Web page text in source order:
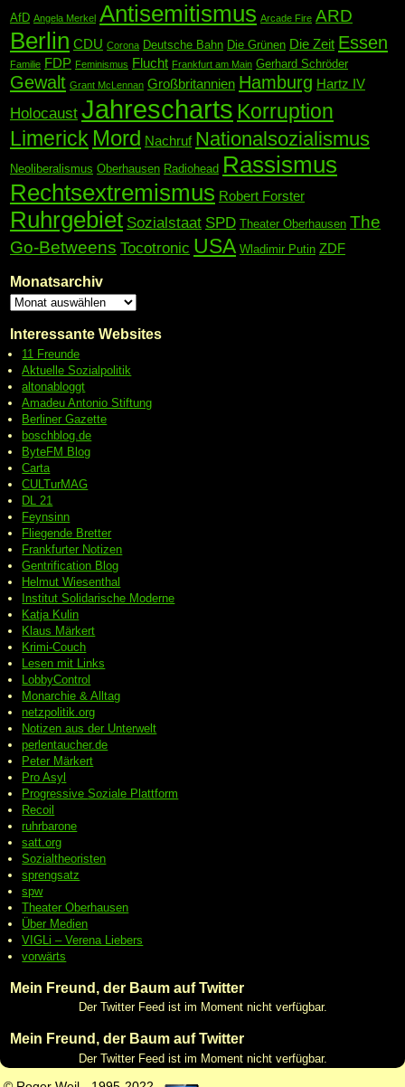
AfD Angela Merkel Antisemitismus Arcade Fire ARD
Berlin CDU Corona Deutsche Bahn Die Grünen Die Zeit Essen
Familie FDP Feminismus Flucht Frankfurt am Main Gerhard Schröder
Gewalt Grant McLennan Großbritannien Hamburg Hartz IV
Holocaust Jahrescharts Korruption
Limerick Mord Nachruf Nationalsozialismus
Neoliberalismus Oberhausen Radiohead Rassismus
Rechtsextremismus Robert Forster
Ruhrgebiet Sozialstaat SPD Theater Oberhausen The
Go-Betweens Tocotronic USA Wladimir Putin ZDF
Monatsarchiv
Interessante Websites
11 Freunde
Aktuelle Sozialpolitik
altonabloggt
Amadeu Antonio Stiftung
Berliner Gazette
boschblog.de
ByteFM Blog
Carta
CULTurMAG
DL 21
Feynsinn
Fliegende Bretter
Frankfurter Notizen
Gentrification Blog
Helmut Wiesenthal
Institut Solidarische Moderne
Katja Kulin
Klaus Märkert
Krimi-Couch
Lesen mit Links
LobbyControl
Monarchie & Alltag
netzpolitik.org
Notizen aus der Unterwelt
perlentaucher.de
Peter Märkert
Pro Asyl
ProgressiveSoziale Plattform
Recoil
ruhrbarone
satt.org
Sozialtheoristen
sprengsatz
spw
Theater Oberhausen
Über Medien
VIGLi – Verena Liebers
vorwärts
Mein Freund, der Baum auf Twitter
Der Twitter Feed ist im Moment nicht verfügbar.
Mein Freund, der Baum auf Twitter
Der Twitter Feed ist im Moment nicht verfügbar.